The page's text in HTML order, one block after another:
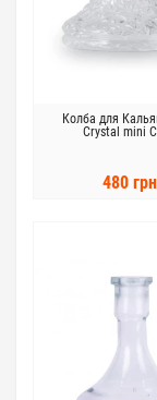
Колба для
Crystal mini
480